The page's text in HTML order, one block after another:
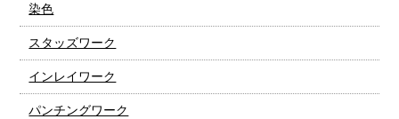
染色
スタッズワーク
インレイワーク
パンチングワーク